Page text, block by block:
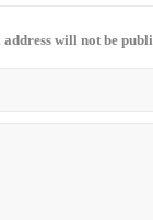
will not be